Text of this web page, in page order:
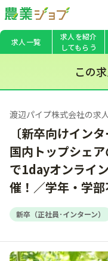
求人一覧
求人を紹介
してもらう
この
渡辺パイプ株式会社の求
〔新卒向けイン
国内トップシェ
で1dayオンライ
催！／学年・学部
新卒（正社員･インターン）